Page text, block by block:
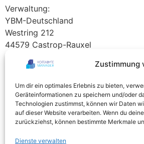
Zustimmung
Um dir ein optimales Erlebnis zu bieten,
Geräteinformationen zu speichern und/oder
Technologien zustimmst, können wir Daten
auf dieser Website verarbeiten. Wenn du
zurückziehst, können bestimmte Merkmale
Dienste verwalten
Verwaltung:
YBM-Deutschland
Westring 212
44579 Castrop-Rauxel
Tel +49 2305 76004000
Teamviewer Download